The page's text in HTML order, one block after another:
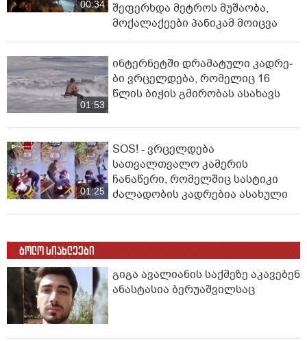
00:34
შეფერხდა მეტროს მუშაობა,
მოქალაქეები პანიკამ მოიცვა
01:53
ინ­ტერ­ნეტ­ში დრა­მა­ტუ­ლი კად­რე­
ბი ვრცელდება, რომელიც 16
წლის ბიჭის გმირობას ასახავს
01:25
SOS! - ვრცელდება
სათვალთვალო კამერის
ჩანაწერი, რომელშიც სასტიკი
ძალადობის კადრებია ასახული
ბოლო სიახლეები
გიგა ავალიანის საქმეზე აკავებენ
ანასტასია ბერუაშვილსაც